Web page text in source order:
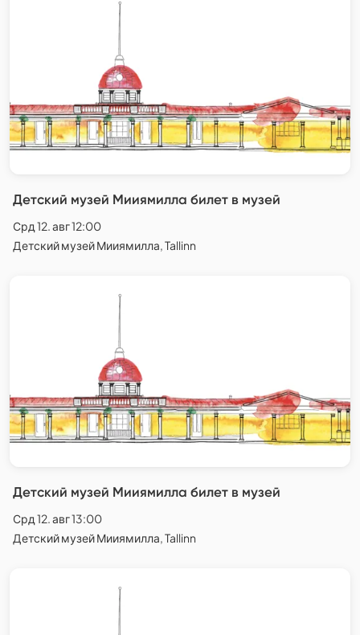
Детский музей Мииямилла билет в музей
Срд 12. авг 12:00
Детский музей Мииямилла, Tallinn
Детский музей Мииямилла билет в музей
Срд 12. авг 13:00
Детский музей Мииямилла, Tallinn